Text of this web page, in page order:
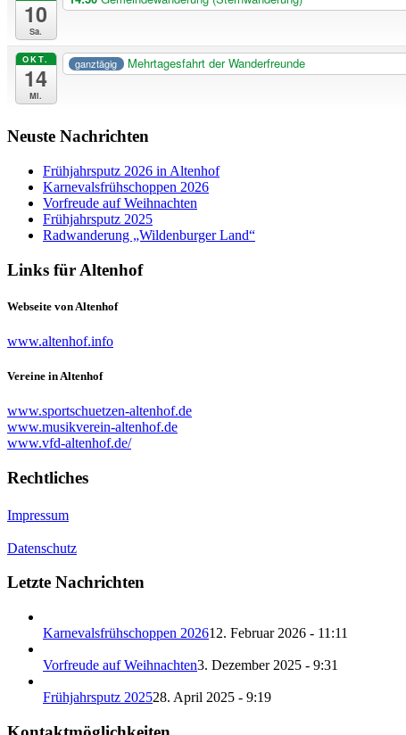
10
Sa.
OKT.
14
Mi.
ganztägig Mehrtagesfahrt der Wanderfreunde
Neuste Nachrichten
Frühjahrsputz 2026 in Altenhof
Karnevalsfrühschoppen 2026
Vorfreude auf Weihnachten
Frühjahrsputz 2025
Radwanderung „Wildenburger Land“
Links für Altenhof
Webseite von Altenhof
www.altenhof.info
Vereine in Altenhof
www.sportschuetzen-altenhof.de
www.musikverein-altenhof.de
www.vfd-altenhof.de/
Rechtliches
Impressum
Datenschutz
Letzte Nachrichten
Karnevalsfrühschoppen 202612. Februar 2026 - 11:11
Vorfreude auf Weihnachten3. Dezember 2025 - 9:31
Frühjahrsputz 202528. April 2025 - 9:19